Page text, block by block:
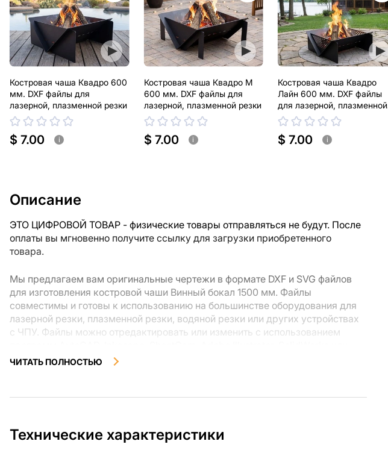
Костровая чаша Квадро 600
мм. DXF файлы для
лазерной, плазменной резки
$ 7.00 i
Костровая чаша Квадро М
600 мм. DXF файлы для
лазерной, плазменной резки
$ 7.00 i
Костровая чаша Квадро
Лайн 600 мм. DXF файлы
для лазерной, плазменной
резки
$ 7.00 i
Описание
ЭТО ЦИФРОВОЙ ТОВАР - физические товары отправляться не будут. После
оплаты вы мгновенно получите ссылку для загрузки приобретенного
товара.
Мы предлагаем вам оригинальные чертежи в формате DXF и SVG файлов
для изготовления костровой чаши Винный бокал 1500 мм. Файлы
совместимы и готовы к использованию на большинстве оборудования для
лазерной резки, плазменной резки, водяной резки или других устройствах
с ЧПУ. Файлы можно отредактировать или изменить с использованием
другого программного обеспечения для векторных файлов.
изготовить прекрасное изделие самостоятельно. Чертежи созданы с
ЧИТАТЬ ПОЛНОСТЬЮ
Технические характеристики